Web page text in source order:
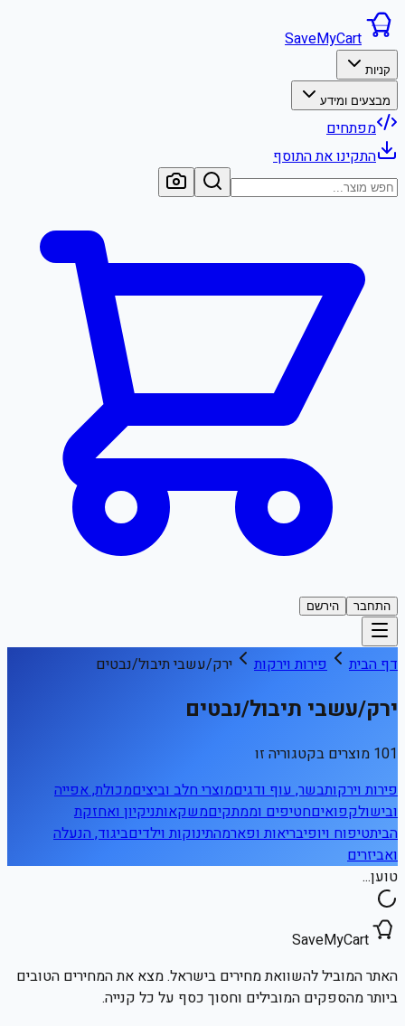
SaveMyCart
קניות
מבצעים ומידע
מפתחים
התקינו את התוסף
התחבר הירשם
דף הבית פירות וירקות ירק/עשבי תיבול/נבטים
ירק/עשבי תיבול/נבטים
101 מוצרים בקטגוריה זו
פירות וירקותבשר, עוף ודגיםמוצרי חלב וביציםמכולת, אפייה
ובישולקפואיםחטיפים וממתקיםמשקאותניקיון ואחזקת
הביתטיפוח ויופיבריאות ופארמהתינוקות וילדיםביגוד, הנעלה
ואביזרים
טוען...
SaveMyCart
האתר המוביל להשוואת מחירים בישראל. מצא את המחירים הטובים
ביותר מהספקים המובילים וחסוך כסף על כל קנייה.